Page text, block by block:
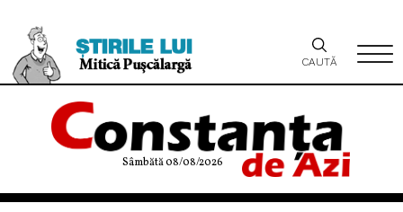
Sâmbătă 08/08/2026
CAUTĂ